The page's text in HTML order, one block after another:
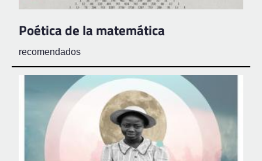
Poética de la matemática
recomendados